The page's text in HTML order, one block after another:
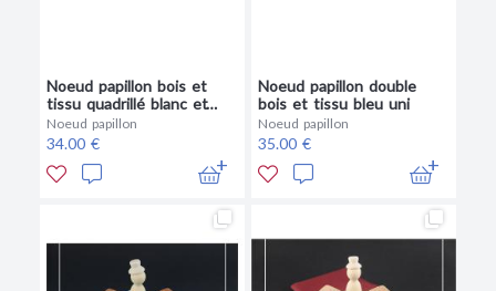
Noeud papillon bois et
tissu quadrillé blanc et
noir et fil orange
Noeud papillon
34.00 €
Noeud papillon double
bois et tissu bleu uni
Noeud papillon
35.00 €